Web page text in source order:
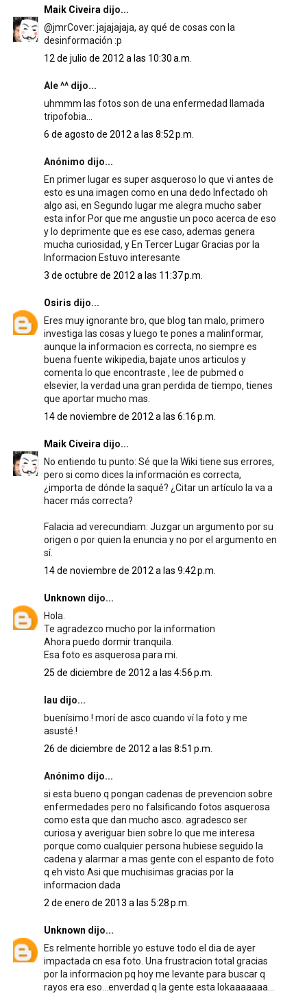
Maik Civeira dijo...
@jmrCover: jajajajaja, ay qué de cosas con la
desinformación :p
12 de julio de 2012 a las 10:30 a.m.
Ale ^^ dijo...
uhmmm las fotos son de una enfermedad llamada
tripofobia...
6 de agosto de 2012 a las 8:52 p.m.
Anónimo dijo...
En primer lugar es super asqueroso lo que vi antes de
esto es una imagen como en una dedo Infectado oh
algo asi, en Segundo lugar me alegra mucho saber
esta infor Por que me angustie un poco acerca de eso
y lo deprimente que es ese caso, ademas genera
mucha curiosidad, y En Tercer Lugar Gracias por la
Informacion Estuvo interesante
3 de octubre de 2012 a las 11:37 p.m.
Osiris dijo...
Eres muy ignorante bro, que blog tan malo, primero
investiga las cosas y luego te pones a malinformar,
aunque la informacion es correcta, no siempre es
buena fuente wikipedia, bajate unos articulos y
comenta lo que encontraste , lee de pubmed o
elsevier, la verdad una gran perdida de tiempo, tienes
que aportar mucho mas.
14 de noviembre de 2012 a las 6:16 p.m.
Maik Civeira dijo...
No entiendo tu punto: Sé que la Wiki tiene sus errores,
pero si como dices la información es correcta,
¿importa de dónde la saqué? ¿Citar un artículo la va a
hacer más correcta?
Falacia ad verecundiam: Juzgar un argumento por su
origen o por quien la enuncia y no por el argumento en
sí.
14 de noviembre de 2012 a las 9:42 p.m.
Unknown dijo...
Hola.
Te agradezco mucho por la information
Ahora puedo dormir tranquila.
Esa foto es asquerosa para mi.
25 de diciembre de 2012 a las 4:56 p.m.
lau dijo...
buenísimo.! morí de asco cuando ví la foto y me
asusté.!
26 de diciembre de 2012 a las 8:51 p.m.
Anónimo dijo...
si esta bueno q pongan cadenas de prevencion sobre
enfermedades pero no falsificando fotos asquerosa
como esta que dan mucho asco. agradesco ser
curiosa y averiguar bien sobre lo que me interesa
porque como cualquier persona hubiese seguido la
cadena y alarmar a mas gente con el espanto de foto
q eh visto.Asi que muchisimas gracias por la
informacion dada
2 de enero de 2013 a las 5:28 p.m.
Unknown dijo...
Es relmente horrible yo estuve todo el dia de ayer
impactada cn esa foto. Una frustracion total gracias
por la informacion pq hoy me levante para buscar q
rayos era eso...enverdad q la gente esta lokaaaaaaa...